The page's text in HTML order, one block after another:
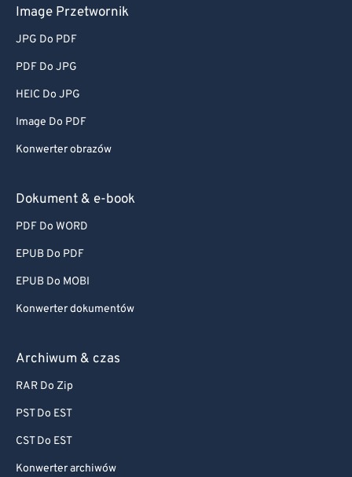
Image Przetwornik
JPG Do PDF
PDF Do JPG
HEIC Do JPG
Image Do PDF
Konwerter obrazów
Dokument & e-book
PDF Do WORD
EPUB Do PDF
EPUB Do MOBI
Konwerter dokumentów
Archiwum & czas
RAR Do Zip
PST Do EST
CST Do EST
Konwerter archiwów